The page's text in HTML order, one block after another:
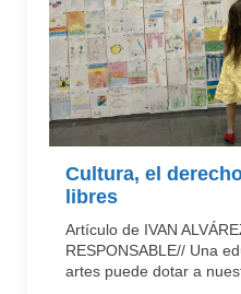
Cultura, el
libres
Artículo de IVAN
RESPONSABLE// Una
artes puede dotar a